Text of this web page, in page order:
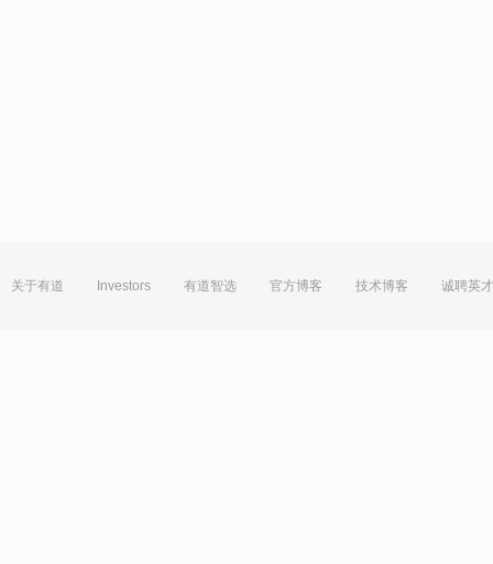
关于有道 Investors 有道智选 官方博客 技术博客 诚聘英才